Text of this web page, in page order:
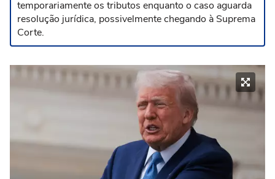
temporariamente os tributos enquanto o caso aguarda
resolução jurídica, possivelmente chegando à Suprema
Corte.